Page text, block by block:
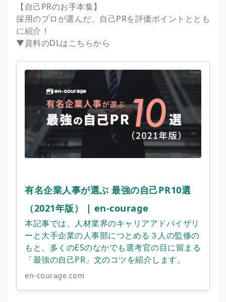
【自己PRのお手本集】
採用のプロが選んだ、自己PRを評価ポイントととも
に紹介！
▼資料のDLはこちらから
有名企業人事が選ぶ 最強の自己PR10選
（2021年版） | en-courage
本記事では、人材業界のキャリアアドバイザリ
ーと大手企業の人事部につとめる３人の監修の
もと、多くのESのなかでも選考官の目に留まる
「最強の自己PR」文のコツを紹介します。
en-courage.com